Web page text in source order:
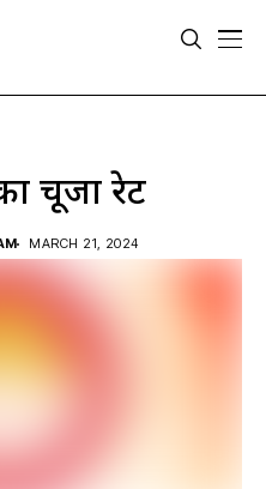
चूजा रेट
MARCH 21, 2024